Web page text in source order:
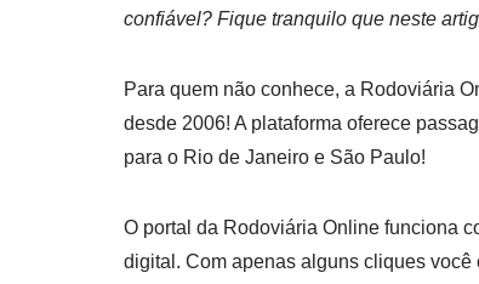
confiável? Fique tranquilo que neste
Para quem não conhece, a Rodoviária
desde 2006! A plataforma oferece
para o Rio de Janeiro e São Paulo!
O portal da Rodoviária Online funciona
digital. Com apenas alguns cliques